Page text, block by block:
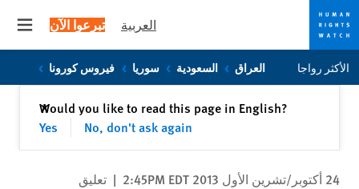
Skip
to
Skip
to
العربية تبرعوا الآن
الأكثر رواجا العراق السعودية سوريا فيروس كورونا
Would you like to read this page in English?
Yes
No, don't ask again
✕إغلاق
24 أكتوبر/تشرين الأول 2013 2:45PM EDT | تعليق